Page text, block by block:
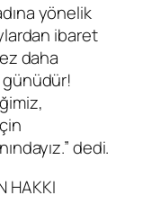
yönelik
ibaret
daha
günüdür!
dedi.
HAKKI